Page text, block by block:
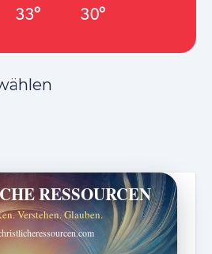
33° 30°
RESSOURCEN
Verstehen. Glauben.